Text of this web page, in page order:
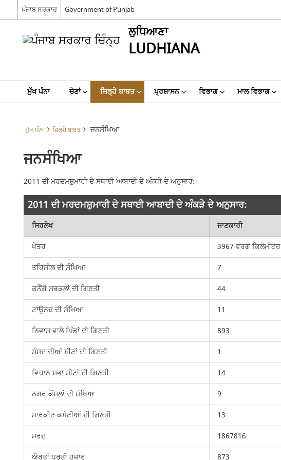
ਪੰਜਾਬ ਸਰਕਾਰ Government of Punjab
ਲੁਧਿਆਣਾ
LUDHIANA
ਮੁੱਖ ਪੰਨਾ ਚੋਣਾਂ ਜ਼ਿਲ੍ਹੇ ਬਾਬਤ ਪ੍ਰਸ਼ਾਸਨ ਵਿਭਾਗ ਮਾਲ ਵਿਭਾਗ
ਮੁੱਖ ਪੰਨਾ ਜ਼ਿਲ੍ਹੇ ਬਾਬਤ ਜਨਸੰਖਿਆ
ਜਨਸੰਖਿਆ
2011 ਦੀ ਮਰਦਮਸ਼ੁਮਾਰੀ ਦੇ ਸਥਾਈ ਆਬਾਦੀ ਦੇ ਅੰਕੜੇ ਦੇ ਅਨੁਸਾਰ:
2011 ਦੀ ਮਰਦਮਸ਼ੁਮਾਰੀ ਦੇ ਸਥਾਈ ਆਬਾਦੀ ਦੇ ਅੰਕੜੇ ਦੇ ਅਨੁਸਾਰ:
ਸਿਰਲੇਖ ਜਾਣਕਾਰੀ
ਖੇਤਰ
3967 ਵਰਗ ਕਿਲੋਮੀਟਰ
ਤਹਿਸੀਲ ਦੀ ਸੰਖਿਆ
7
ਕਨੌਂਗੋ ਸਰਕਲਾਂ ਦੀ ਗਿਣਤੀ
44
ਟਾਊਨਜ਼ ਦੀ ਸੰਖਿਆ
11
ਨਿਵਾਸ ਵਾਲੇ ਪਿੰਡਾਂ ਦੀ ਗਿਣਤੀ
893
ਸੰਸਦ ਦੀਆਂ ਸੀਟਾਂ ਦੀ ਗਿਣਤੀ
1
ਵਿਧਾਨ ਸਭਾ ਸੀਟਾਂ ਦੀ ਗਿਣਤੀ
14
ਨਗਰ ਕੌਂਸਲਾਂ ਦੀ ਸੰਖਿਆ
9
ਮਾਰਕੀਟ ਕਮੇਟੀਆਂ ਦੀ ਗਿਣਤੀ
13
ਮਰਦ
1867816
ਔਰਤਾਂ ਪ੍ਰਤੀ ਹਜ਼ਾਰ
873